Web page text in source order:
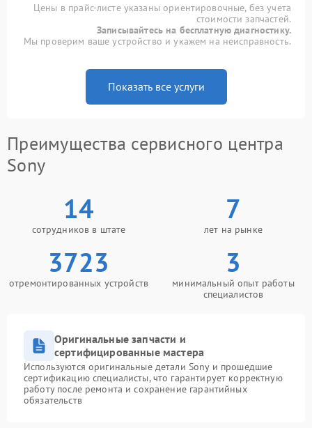
Цены в прайс-листе указаны ориентировочные, без учета
стоимости запчастей.
Записывайтесь на бесплатную диагностику.
Мы проверим ваше устройство и укажем на неисправность.
Показать все услуги
Преимущества сервисного центра
Sony
14
сотрудников в штате
7
лет на рынке
3723
отремонтированных устройств
3
минимальный опыт работы
специалистов
Оригинальные запчасти и
сертифицированные мастера
Используются оригинальные детали Sony и прошедшие
сертификацию специалисты, что гарантирует корректную
работу после ремонта и сохранение гарантийных
обязательств